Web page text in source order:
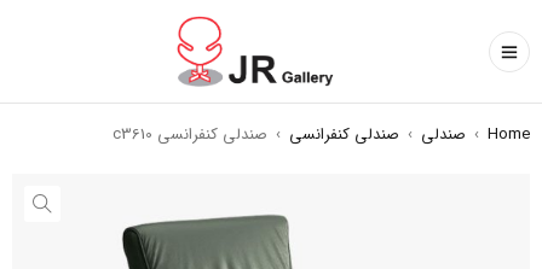
Home
› صندلی › صندلی کنفرانسی › صندلی کنفرانسی c3610